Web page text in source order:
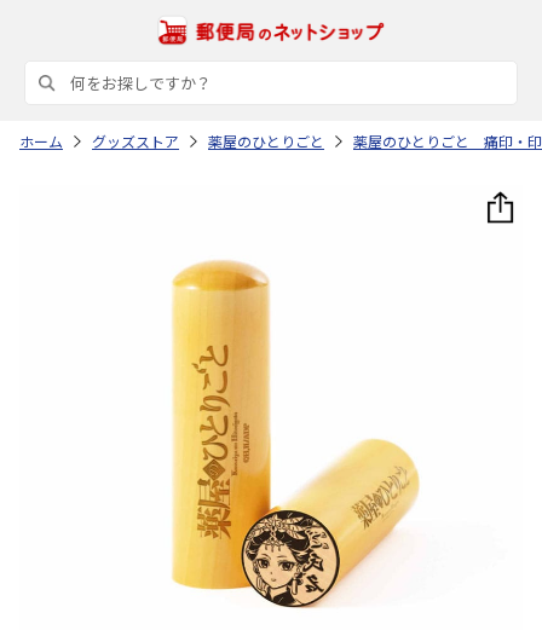
ホーム グッズストア 薬屋のひとりごと 薬屋のひとりごと 痛印・